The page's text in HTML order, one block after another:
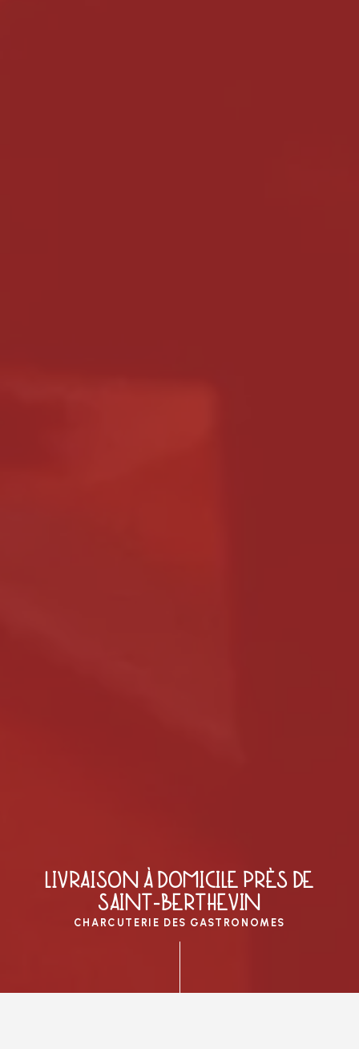
LIVRAISON À DOMICILE PRÈS DE
SAINT-BERTHEVIN
CHARCUTERIE DES GASTRONOMES